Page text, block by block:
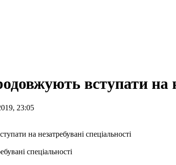
вступати на
23:05
спеціальності